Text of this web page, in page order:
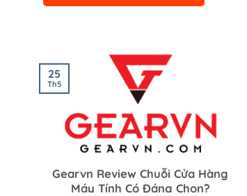
Gearvn Review Chuỗi Cửa Hàng
Máy Tính Có Đáng Chọn?
25
Th5